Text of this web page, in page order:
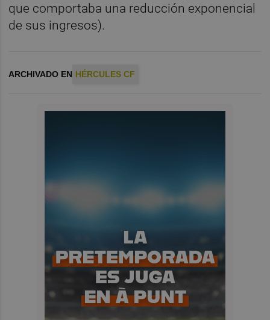
que comportaba una reducción exponencial
de sus ingresos).
ARCHIVADO EN HÉRCULES CF